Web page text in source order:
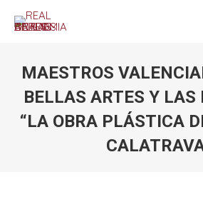
MAESTROS
BELLAS ARTES Y
“LA OBRA PLÁSTICA